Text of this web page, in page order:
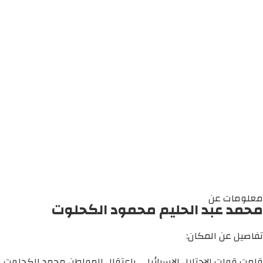
معلومات عن
محمد عبد الحليم محمود الكحلوت
تفاصيل عن المكان: